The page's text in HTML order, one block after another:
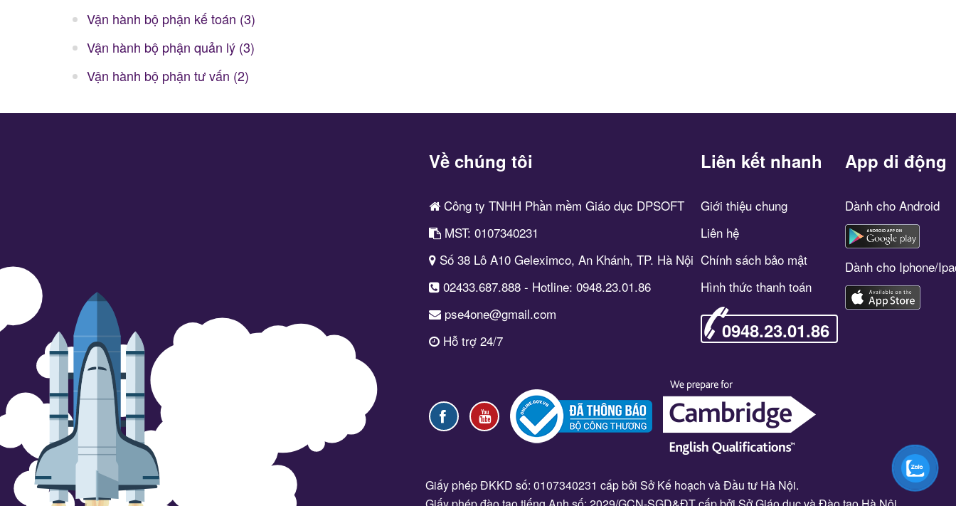
Vận hành bộ phận kế toán (3)
Vận hành bộ phận quản lý (3)
Vận hành bộ phận tư vấn (2)
Về chúng tôi
Công ty TNHH Phần mềm Giáo dục DPSOFT
MST: 0107340231
Số 38 Lô A10 Geleximco, An Khánh, TP. Hà Nội
02433.687.888 - Hotline: 0948.23.01.86
pse4one@gmail.com
Hỗ trợ 24/7
Liên kết nhanh
Giới thiệu chung
Liên hệ
Chính sách bảo mật
Hình thức thanh toán
0948.23.01.86
App di động
Dành cho Android
Dành cho Iphone/
Giấy phép ĐKKD số: 0107340231 cấp bởi Sở Kế hoạch và Đầu tư Hà Nội.